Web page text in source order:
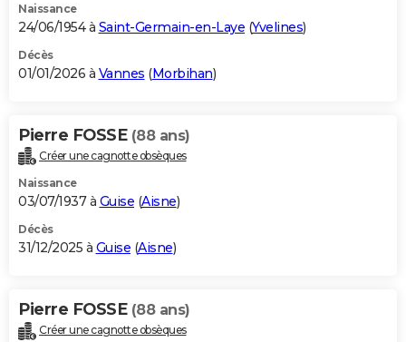
Naissance
24/06/1954 à Saint-Germain-en-Laye (Yvelines)
Décès
01/01/2026 à Vannes (Morbihan)
Pierre FOSSE (88 ans)
Créer une cagnotte obsèques
Naissance
03/07/1937 à Guise (Aisne)
Décès
31/12/2025 à Guise (Aisne)
Pierre FOSSE (88 ans)
Créer une cagnotte obsèques